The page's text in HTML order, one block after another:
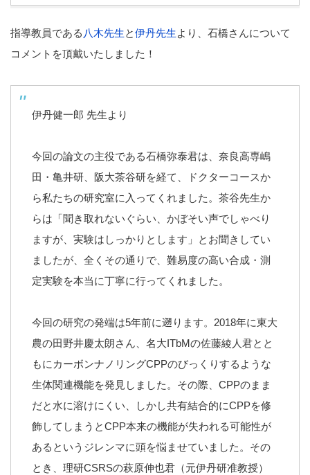
指導教員である 八木先生と伊丹先生より、石橋さんについて
コメントを頂戴いたしました！
伊丹健一郎 先生より
今回の論文の主役である石橋弥泰君は、奈良高専嶋
田・亀井研、阪大茶谷研を経て、ドクターコースか
ら私たちの研究室に入ってくれました。茶谷先生か
らは「聞き取れないぐらい、かぼそい声でしゃべり
ますが、実験はしっかりとします」とお聞きしてい
ましたが、全くその通りで、難易度の高い合成・測
定実験を本当に丁寧に行ってくれました。
今回の研究の発端は5年前に遡ります。2018年に東大
農の田野井慶太朗さん、名大ITbMの佐藤綾人君とと
もにカーボンナノリングCPPのびっくりするような
生体関連機能を発見しました。その際、CPPのまま
だと水に溶けにくい、しかし共有結合的にCPPを修
飾してしまうとCPP本来の機能が失われる可能性が
あるというジレンマに頭を悩ませていました。その
とき、理研CSRSの萩原伸也君（元伊丹研准教授）